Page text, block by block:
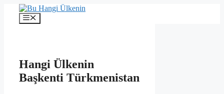
İçeriğe
Menü
Hangi Ülkenin
Başkenti Türkmenistan